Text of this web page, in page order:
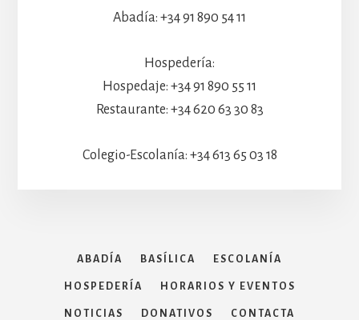
Abadía: +34 91 890 54 11
Hospedería:
Hospedaje: +34 91 890 55 11
Restaurante: +34 620 63 30 83
Colegio-Escolanía: +34 613 65 03 18
ABADÍA BASÍLICA ESCOLANÍA
HOSPEDERÍA HORARIOS Y EVENTOS
NOTICIAS DONATIVOS CONTACTA